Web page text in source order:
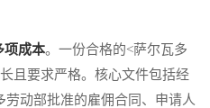
项成本。一份合格的<萨尔瓦多
且要求严格。核心文件包括经
动部批准的雇佣合同、申请人